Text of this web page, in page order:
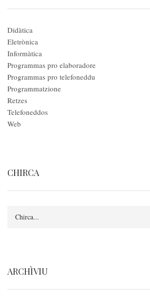
Didàtica
Eletrònica
Informàtica
Programmas pro elaboradore
Programmas pro telefoneddu
Programmatzione
Retzes
Telefoneddos
Web
CHIRCA
ARCHÌVIU